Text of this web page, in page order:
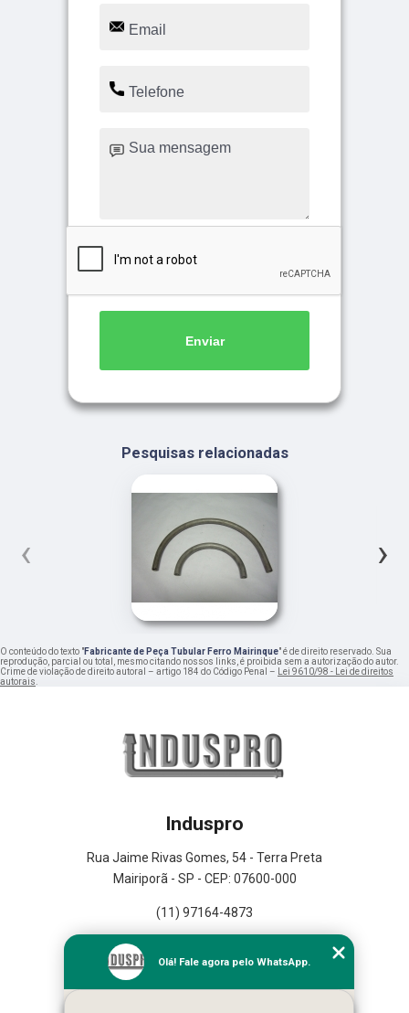
Enviar
Pesquisas relacionadas
‹ ›
O conteúdo do texto "Fabricante de Peça Tubular Ferro Mairinque" é de direito reservado. Sua
reprodução, parcial ou total, mesmo citando nossos links, é proibida sem a autorização do autor.
Crime de violação de direito autoral – artigo 184 do Código Penal – Lei 9610/98 - Lei de direitos
autorais.
Induspro
Rua Jaime Rivas Gomes, 54 - Terra Preta
Mairiporã - SP - CEP: 07600-000
(11) 97164-4873
Empresa
Missão
Olá! Fale agora pelo WhatsApp.